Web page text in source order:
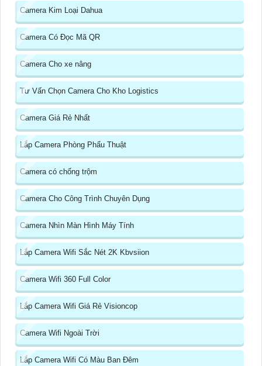
Camera Kim Loại Dahua
Camera Có Đọc Mã QR
Camera Cho xe nâng
Tư Vấn Chọn Camera Cho Kho Logistics
Camera Giá Rẻ Nhất
Lắp Camera Phòng Phẩu Thuật
Camera có chống trộm
Camera Cho Công Trình Chuyên Dụng
Camera Nhìn Màn Hình Máy Tính
Lắp Camera Wifi Sắc Nét 2K Kbvsiion
Camera Wifi 360 Full Color
Lắp Camera Wifi Giá Rẻ Visioncop
Camera Wifi Ngoài Trời
Lắp Camera Wifi Có Màu Ban Đêm